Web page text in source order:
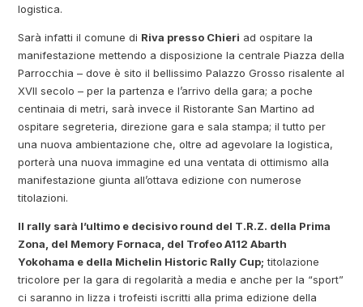
logistica.
Sarà infatti il comune di Riva presso Chieri ad ospitare la
manifestazione mettendo a disposizione la centrale Piazza della
Parrocchia – dove è sito il bellissimo Palazzo Grosso risalente al
XVII secolo – per la partenza e l’arrivo della gara; a poche
centinaia di metri, sarà invece il Ristorante San Martino ad
ospitare segreteria, direzione gara e sala stampa; il tutto per
una nuova ambientazione che, oltre ad agevolare la logistica,
porterà una nuova immagine ed una ventata di ottimismo alla
manifestazione giunta all’ottava edizione con numerose
titolazioni.
Il rally sarà l’ultimo e decisivo round del T.R.Z. della Prima
Zona, del Memory Fornaca, del Trofeo A112 Abarth
Yokohama e della Michelin Historic Rally Cup; titolazione
tricolore per la gara di regolarità a media e anche per la “sport”
ci saranno in lizza i trofeisti iscritti alla prima edizione della